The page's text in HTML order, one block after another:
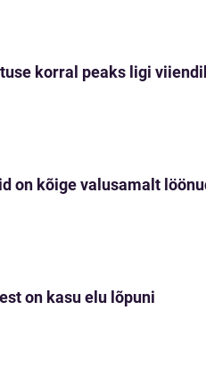
korral peaks ligi
on kõige valusamalt
on kasu elu lõpuni